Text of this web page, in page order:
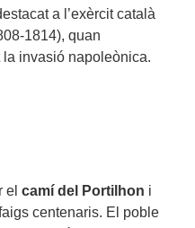
a l’exèrcit català
1814), quan
invasió napoleònica.
el camí del Portilhon i
centenaris. El poble